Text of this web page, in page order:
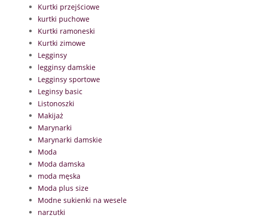
Kurtki przejściowe
kurtki puchowe
Kurtki ramoneski
Kurtki zimowe
Legginsy
legginsy damskie
Legginsy sportowe
Leginsy basic
Listonoszki
Makijaż
Marynarki
Marynarki damskie
Moda
Moda damska
moda męska
Moda plus size
Modne sukienki na wesele
narzutki